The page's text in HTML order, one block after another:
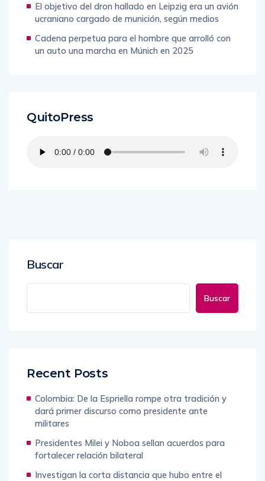
El objetivo del dron hallado en Leipzig era un avión
ucraniano cargado de munición, según medios
Cadena perpetua para el hombre que arrolló con
un auto una marcha en Múnich en 2025
QuitoPress
Buscar
Buscar
Recent Posts
Colombia: De la Espriella rompe otra tradición y
dará primer discurso como presidente ante
militares
Presidentes Milei y Noboa sellan acuerdos para
fortalecer relación bilateral
Investigan la corta distancia que hubo entre el